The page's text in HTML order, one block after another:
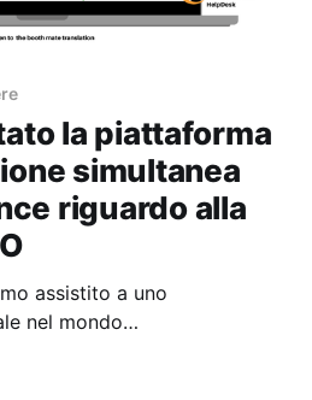
la piattaforma
simultanea
riguardo alla
assistito a uno
nel mondo
in loco, con determinate